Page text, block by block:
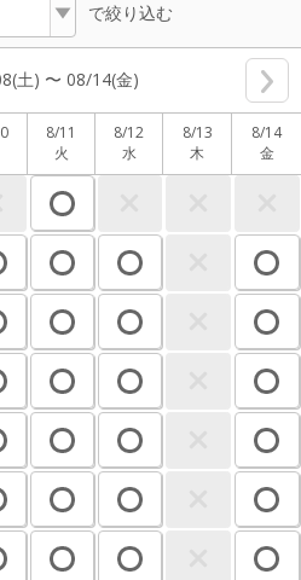
で絞り込む
土) 〜 08/14(金)
8/11
火
8/12
水
8/13
木
8/14
金